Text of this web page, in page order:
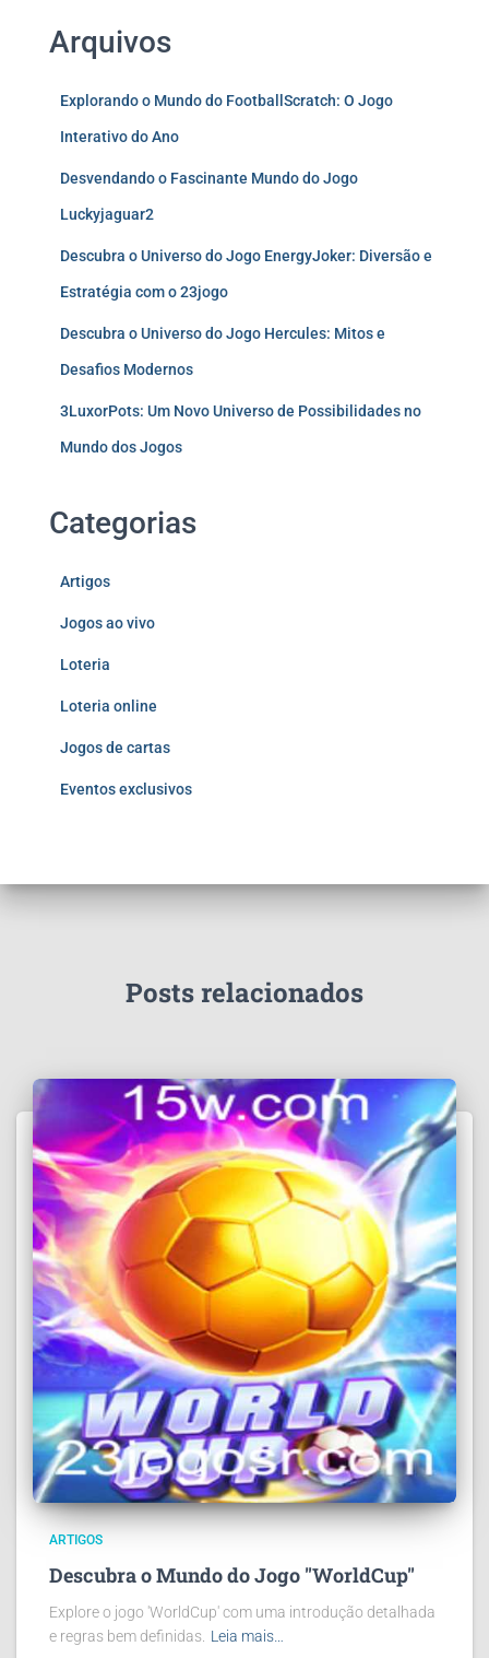
Arquivos
Explorando o Mundo do FootballScratch: O Jogo
Interativo do Ano
Desvendando o Fascinante Mundo do Jogo
Luckyjaguar2
Descubra o Universo do Jogo EnergyJoker: Diversão e
Estratégia com o 23jogo
Descubra o Universo do Jogo Hercules: Mitos e
Desafios Modernos
3LuxorPots: Um Novo Universo de Possibilidades no
Mundo dos Jogos
Categorias
Artigos
Jogos ao vivo
Loteria
Loteria online
Jogos de cartas
Eventos exclusivos
Posts relacionados
ARTIGOS
Descubra o Mundo do Jogo "WorldCup"
Explore o jogo 'WorldCup' com uma introdução detalhada
e regras bem definidas. Leia mais…